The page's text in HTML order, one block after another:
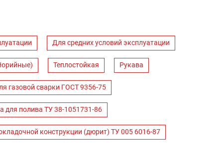
Для средних условий эксплуатации
Теплостойкая Рукава
газовой сварки ГОСТ 9356-75
для полива ТУ 38-1051731-86
конструкции (дюрит) ТУ 005 6016-87